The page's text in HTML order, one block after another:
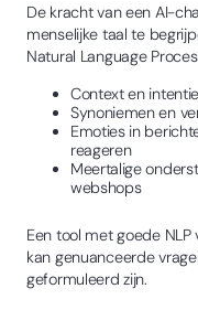
De kracht van een AI-
menselijke taal te
Natural Language
Context en
Synoniemen en
Emoties in
reageren
Meertalige
webshops
Een tool met goede
kan genuanceerde
geformuleerd zijn.